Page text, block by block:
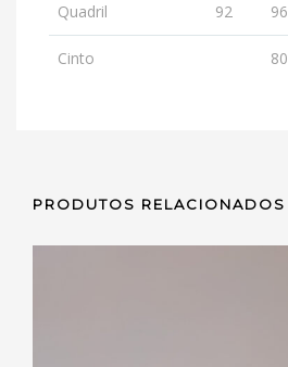
Quadril 92 96
Cinto 80
PRODUTOS RELACIONADOS